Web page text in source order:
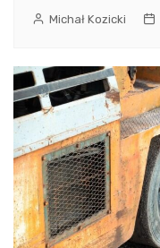
Michał Kozicki